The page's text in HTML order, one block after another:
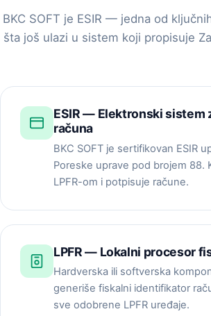
BKC SOFT je ESIR — jedna od
šta još ulazi u sistem koji propisuje
ESIR — Elektronski sistem
računa
BKC SOFT je sertifikovan ESIR
Poreske uprave pod brojem 88.
LPFR-om i potpisuje račune.
LPFR — Lokalni procesor
Hardverska ili softverska
generiše fiskalni identifikator
sve odobrene LPFR uređaje.